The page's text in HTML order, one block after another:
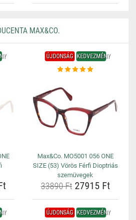
MAX&CO.
ÚJDONSÁG KEDVEZMÉNY
Max&Co. MO5001 056 ONE
SIZE (53) Vörös Férfi Dioptriás
szemüvegek
33890 Ft27915 Ft
ÚJDONSÁG KEDVEZMÉNY